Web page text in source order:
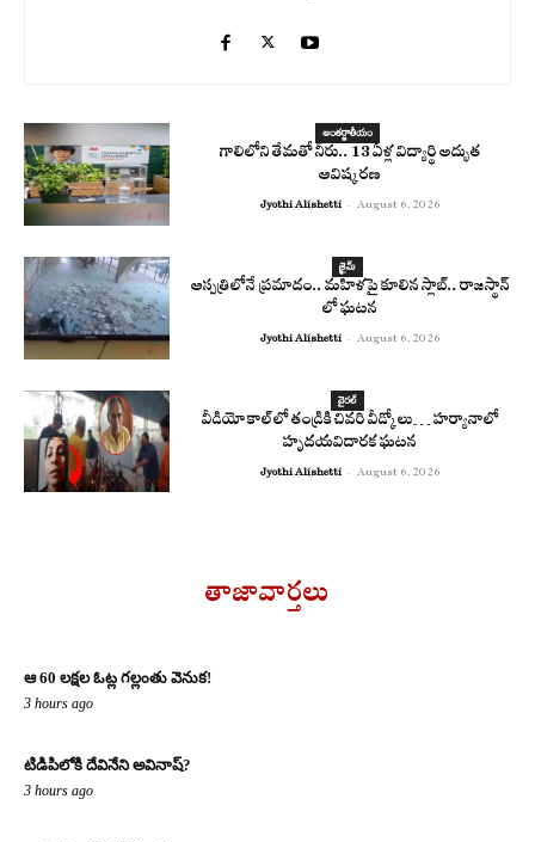
అంతర్జాతీయం
గాలిలోని తేమతో నీరు.. 13 ఏళ్ల విద్యార్థి అద్భుత
ఆవిష్కరణ
Jyothi Alishetti - August 6, 2026
క్రైమ్
ఆస్పత్రిలోనే ప్రమాదం.. మహిళపై కూలిన స్లాబ్‌.. రాజస్థాన్
లో ఘటన
Jyothi Alishetti - August 6, 2026
వైరల్
వీడియో కాల్‌లో తండ్రికి చివరి వీడ్కోలు… హర్యానాలో
హృదయవిదారక ఘటన
Jyothi Alishetti - August 6, 2026
తాజావార్తలు
ఆ 60 లక్షల ఓట్ల గల్లంతు వెనుక!
3 hours ago
టిడిపిలోకి దేవినేని అవినాష్?
3 hours ago